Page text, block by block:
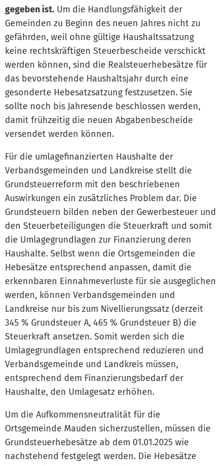
gegeben ist. Um die Handlungsfähigkeit der
Gemeinden zu Beginn des neuen Jahres nicht zu
gefährden, weil ohne gültige Haushaltssatzung
keine rechtskräftigen Steuerbescheide verschickt
werden können, sind die Realsteuerhebesätze für
das bevorstehende Haushaltsjahr durch eine
gesonderte Hebesatzsatzung festzusetzen. Sie
sollte noch bis Jahresende beschlossen werden,
damit frühzeitig die neuen Abgabenbescheide
versendet werden können.
Für die umlagefinanzierten Haushalte der
Verbandsgemeinden und Landkreise stellt die
Grundsteuerreform mit den beschriebenen
Auswirkungen ein zusätzliches Problem dar. Die
Grundsteuern bilden neben der Gewerbesteuer und
den Steuerbeteiligungen die Steuerkraft und somit
die Umlagegrundlagen zur Finanzierung deren
Haushalte. Selbst wenn die Ortsgemeinden die
Hebesätze entsprechend anpassen, damit die
erkennbaren Einnahmeverluste für sie ausgeglichen
werden, können Verbandsgemeinden und
Landkreise nur bis zum Nivellierungssatz (derzeit
345 % Grundsteuer A, 465 % Grundsteuer B) die
Steuerkraft ansetzen. Somit werden sich die
Umlagegrundlagen entsprechend reduzieren und
Verbandsgemeinde und Landkreis müssen,
entsprechend dem Finanzierungsbedarf der
Haushalte, den Umlagesatz erhöhen.
Um die Aufkommensneutralität für die
Ortsgemeinde Mauden sicherzustellen, müssen die
Grundsteuerhebesätze ab dem 01.01.2025 wie
nachstehend festgelegt werden. Die Hebesätze